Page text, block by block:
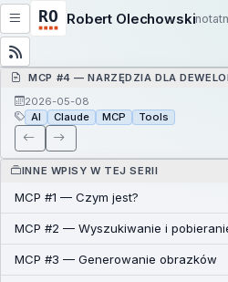
Robert Olechowski
MCP #4 — NARZĘDZIA DLA
2026-05-08
AI
Claude MCP Tools
INNE WPISY W TEJ SERII
MCP #1 — Czym jest?
MCP #2 — Wyszukiwanie i
MCP #3 — Generowanie obrazków